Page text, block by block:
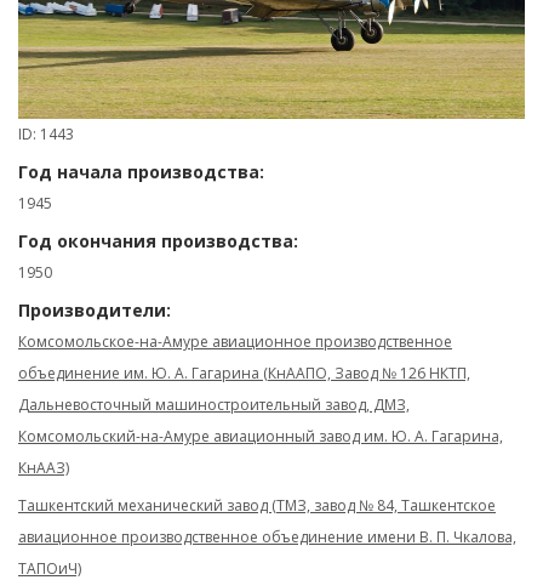
ID: 1443
Год начала производства:
1945
Год окончания производства:
1950
Производители:
Комсомольское-на-Амуре авиационное производственное
объединение им. Ю. А. Гагарина (КнААПО, Завод № 126 НКТП,
Дальневосточный машиностроительный завод, ДМЗ,
Комсомольский-на-Амуре авиационный завод им. Ю. А. Гагарина,
КнААЗ)
Ташкентский механический завод (ТМЗ, завод № 84, Ташкентское
авиационное производственное объединение имени В. П. Чкалова,
ТАПОиЧ)